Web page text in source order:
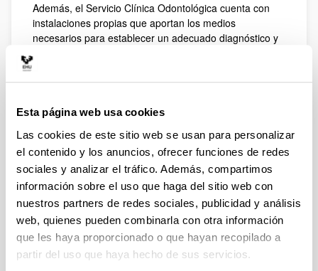
Esta página web usa cookies
Las cookies de este sitio web se usan para personalizar
el contenido y los anuncios, ofrecer funciones de redes
sociales y analizar el tráfico. Además, compartimos
información sobre el uso que haga del sitio web con
nuestros partners de redes sociales, publicidad y análisis
web, quienes pueden combinarla con otra información
que les haya proporcionado o que hayan recopilado a
partir del uso que haya hecho de sus servicios.
Además, el Servicio Clínica Odontológica cuenta con
instalaciones propias que aportan los medios
necesarios para establecer un adecuado diagnóstico y
tratamiento de las afecciones estomatológicas.
Odontología Infantil